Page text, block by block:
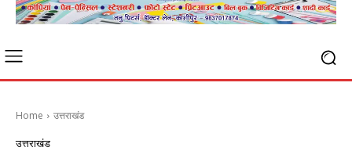
Home उत्तराखंड
उत्तराखंड